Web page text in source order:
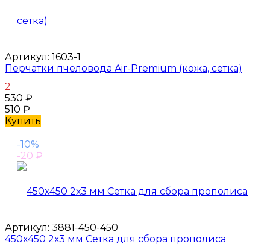
Артикул: 1603-1
Перчатки пчеловода Air-Premium (кожа, сетка)
2
530 ₽
510 ₽
Купить
-10%
-20 ₽
Артикул: 3881-450-450
450x450 2х3 мм Сетка для сбора прополиса